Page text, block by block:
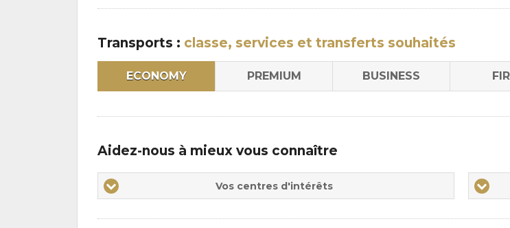
Transports : classe, services et transferts souhaités
ECONOMY PREMIUM BUSINESS
Aidez-nous à mieux vous connaître
Vos
centres
Vos centres d'intérêts
Vos
sports